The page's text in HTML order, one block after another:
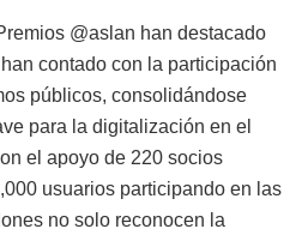
@aslan han destacado
contado con la participación
públicos, consolidándose
para la digitalización en el
el apoyo de 220 socios
usuarios participando en las
no solo reconocen la